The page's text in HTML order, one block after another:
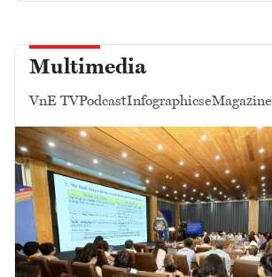
Multimedia
VnE TVPodcastInfographicseMagazine